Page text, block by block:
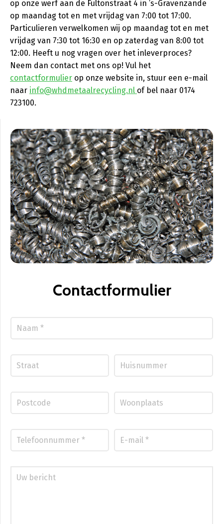
op onze werf aan de Fultonstraat 4 in ’s-Gravenzande
op maandag tot en met vrijdag van 7:00 tot 17:00.
Particulieren verwelkomen wij op maandag tot en met
vrijdag van 7:30 tot 16:30 en op zaterdag van 8:00 tot
12:00. Heeft u nog vragen over het inleverproces?
Neem dan contact met ons op! Vul het
contactformulier op onze website in, stuur een e-mail
naar info@whdmetaalrecycling.nl of bel naar 0174
723100.
Contactformulier